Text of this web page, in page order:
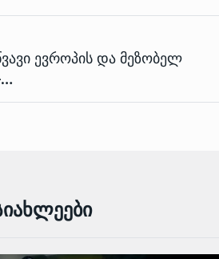
ევროპის და მეზობელ